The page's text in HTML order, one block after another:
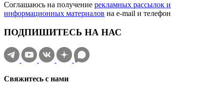
Соглашаюсь на получение рекламных рассылок и
информационных материалов на e‑mail и телефон
ПОДПИШИТЕСЬ НА НАС
Свяжитесь с нами